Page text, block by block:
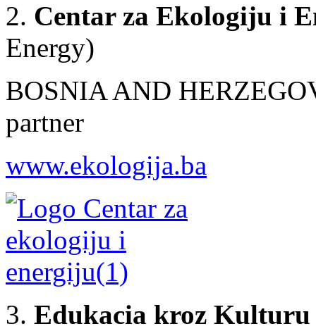
2. Centar za Ekologiju i
Energy)
BOSNIA AND
partner
www.ekologija.ba
3. Edukacia kroz Kulturu